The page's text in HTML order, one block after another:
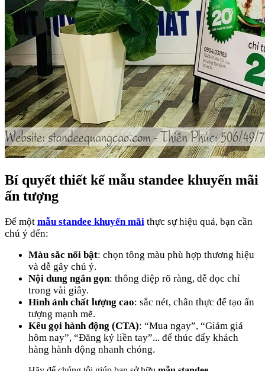
Bí quyết thiết kế mẫu standee khuyến mãi
ấn tượng
Để một mẫu standee khuyến mãi thực sự hiệu quả, bạn cần
chú ý đến:
Màu sắc nổi bật: chọn tông màu phù hợp thương hiệu
và dễ gây chú ý.
Nội dung ngắn gọn: thông điệp rõ ràng, dễ đọc chỉ
trong vài giây.
Hình ảnh chất lượng cao: sắc nét, chân thực để tạo ấn
tượng mạnh mẽ.
Kêu gọi hành động (CTA): “Mua ngay”, “Giảm giá
hôm nay”, “Đăng ký liền tay”... để thúc đẩy khách
hàng hành động nhanh chóng.